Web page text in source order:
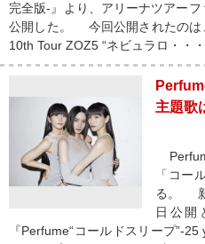
完全版-』より、アリーナツアー
公開した。 今回公開されたのは
10th Tour ZOZ5 “ネビュラロ・・・
主題歌
「コー
る。 新
日公開
『Perfume“コールドスリープ”-